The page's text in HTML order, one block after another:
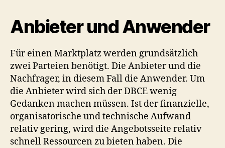
Anbieter und Anwender
Für einen Marktplatz werden grundsätzlich
zwei Parteien benötigt. Die Anbieter und die
Nachfrager, in diesem Fall die Anwender. Um
die Anbieter wird sich der DBCE wenig
Gedanken machen müssen. Ist der finanzielle,
organisatorische und technische Aufwand
relativ gering, wird die Angebotsseite relativ
schnell Ressourcen zu bieten haben. Die